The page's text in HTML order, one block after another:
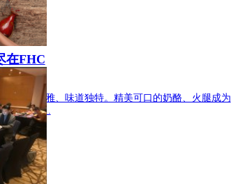
在FHC
:高贵、典雅、味道独特。精美可口的奶酪、火腿成为
。确保每...